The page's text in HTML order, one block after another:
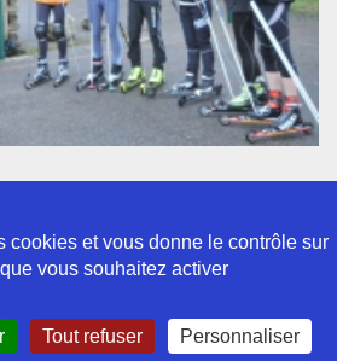
de confidentialité
légales
cookies et vous donne le contrôle sur
vous souhaitez activer
Tout refuser Personnaliser